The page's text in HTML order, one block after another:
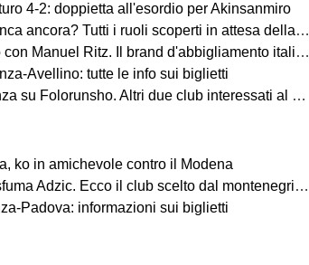
4-2: doppietta all'esordio per Akinsanmiro
Tutti i ruoli scoperti in attesa della fine del mercato
Ritz. Il brand d'abbigliamento italiano vestirà il Monza
Avellino: tutte le info sui biglietti
Folorunsho. Altri due club interessati al giocatore
ko in amichevole contro il Modena
Adzic. Ecco il club scelto dal montenegrino.
Padova: informazioni sui biglietti